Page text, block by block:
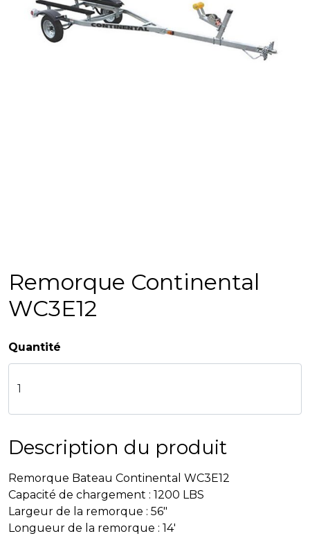
Remorque Continental
WC3E12
Quantité
Description du produit
Remorque Bateau Continental WC3E12
Capacité de chargement : 1200 LBS
Largeur de la remorque : 56"
Longueur de la remorque : 14'